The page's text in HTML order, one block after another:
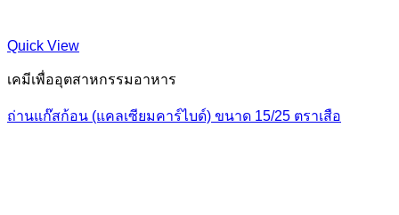
Quick View
เคมีเพื่ออุตสาหกรรมอาหาร
ถ่านแก๊สก้อน (แคลเซียมคาร์ไบด์) ขนาด 15/25 ตราเสือ